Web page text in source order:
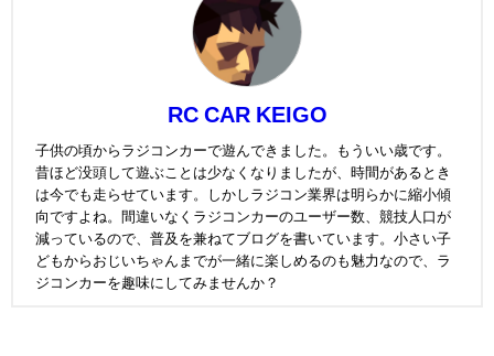
RC CAR KEIGO
子供の頃からラジコンカーで遊んできました。もういい歳です。
昔ほど没頭して遊ぶことは少なくなりましたが、時間があるとき
は今でも走らせています。しかしラジコン業界は明らかに縮小傾
向ですよね。間違いなくラジコンカーのユーザー数、競技人口が
減っているので、普及を兼ねてブログを書いています。小さい子
どもからおじいちゃんまでが一緒に楽しめるのも魅力なので、ラ
ジコンカーを趣味にしてみませんか？